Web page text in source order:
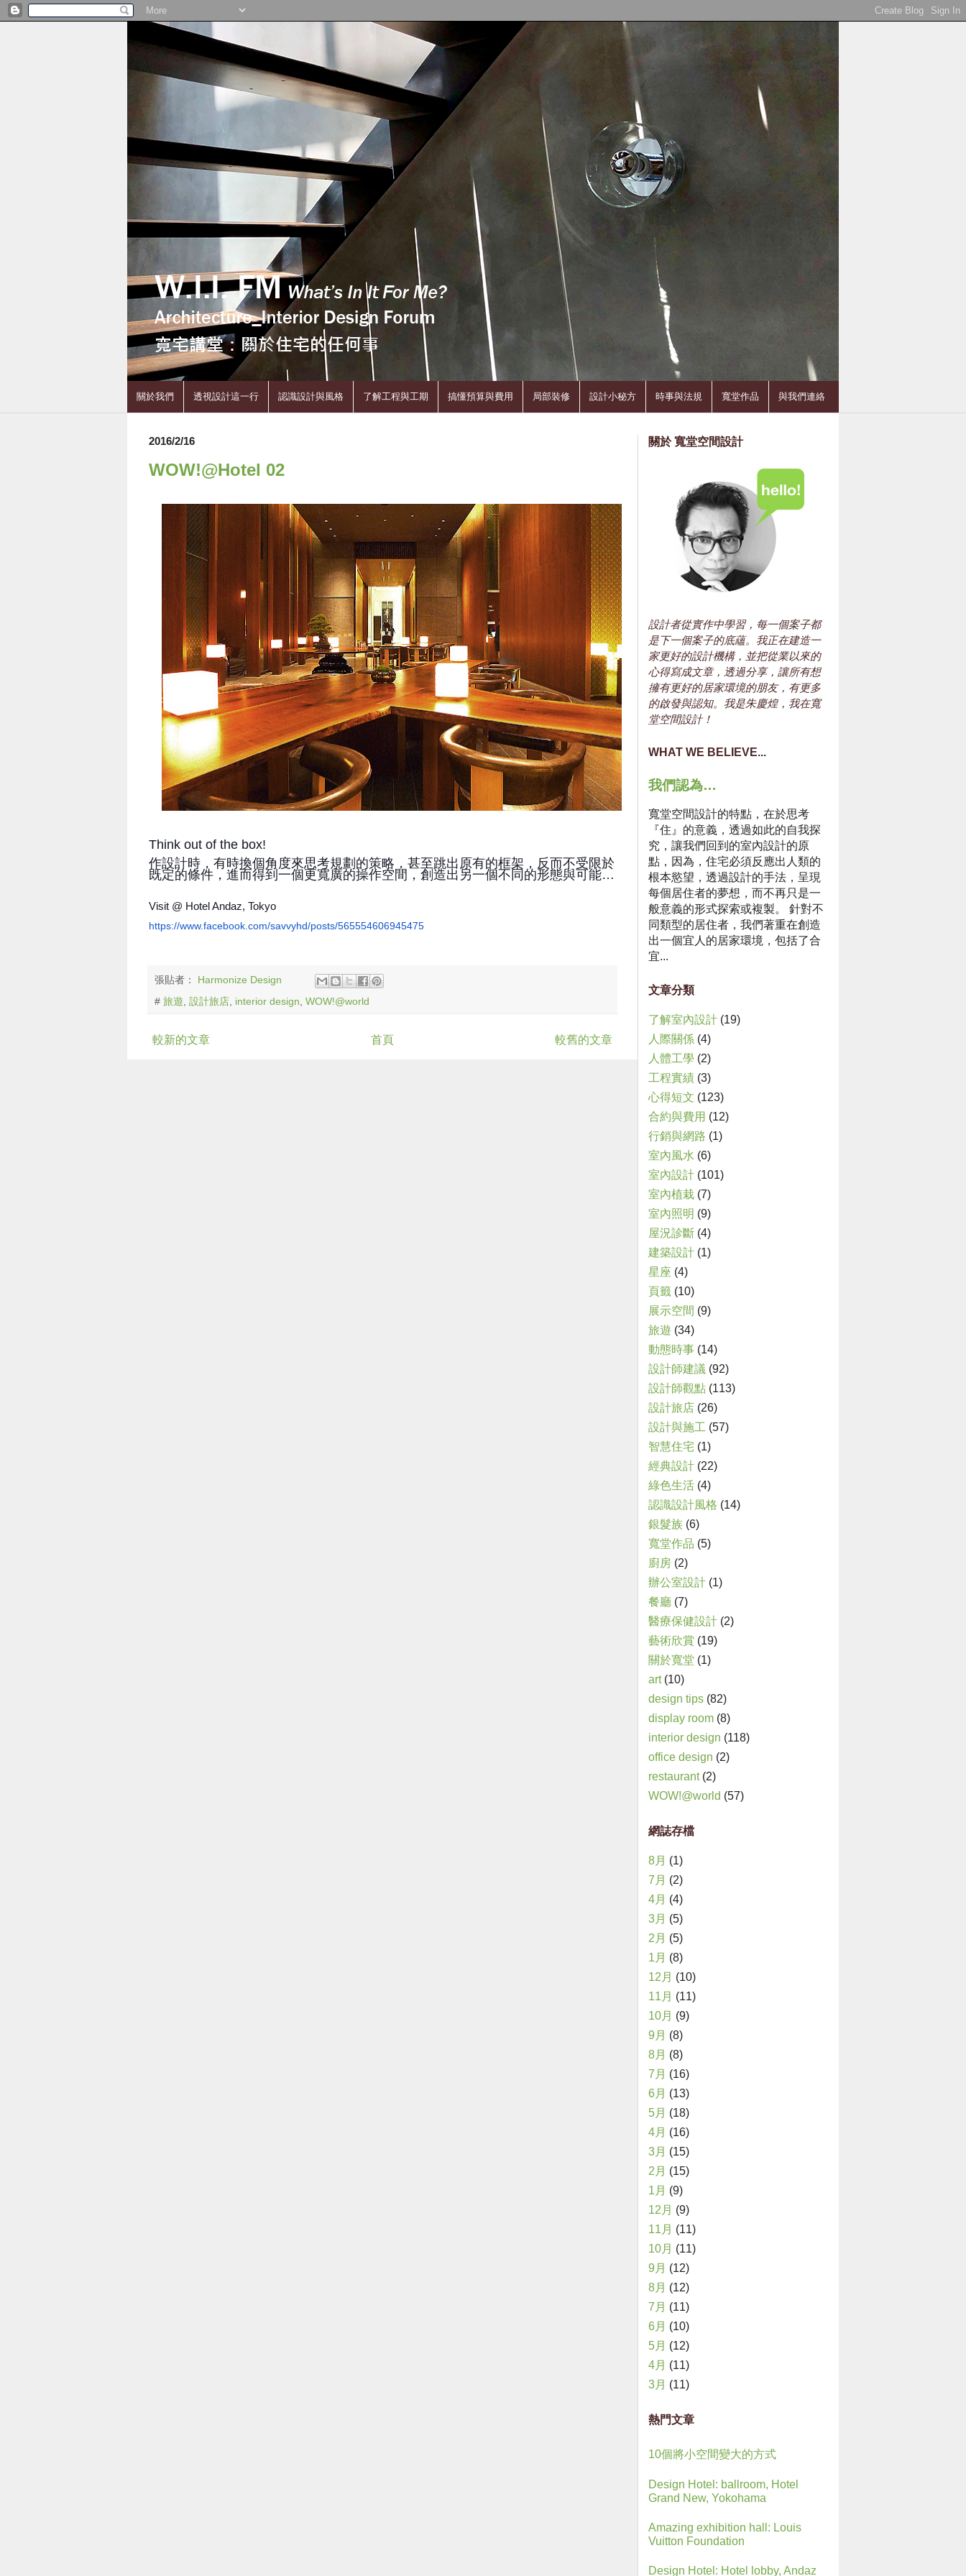
關於我們 透視設計這一行 認識設計與風格 了解工程與工期 搞懂預算與費用 局部裝修 設計小秘方 時事與法規 寬堂作品 與我們連絡
2016/2/16
WOW!@Hotel 02
Think out of the box!
作設計時，有時換個角度來思考規劃的策略，甚至跳出原有的框架，反而不受限於
既定的條件，進而得到一個更寬廣的操作空間，創造出另一個不同的形態與可能…
Visit @ Hotel Andaz, Tokyo
https://www.facebook.com/savvyhd/posts/565554606945475
張貼者： Harmonize Design
# 旅遊 設計旅店 interior design WOW!@world
較新的文章 較舊的文章
首頁
關於 寬堂空間設計
設計者從實作中學習，每一個案子都
是下一個案子的底蘊。我正在建造一
家更好的設計機構，並把從業以來的
心得寫成文章，透過分享，讓所有想
擁有更好的居家環境的朋友，有更多
的啟發與認知。我是朱慶煌，我在寬
堂空間設計！
WHAT WE BELIEVE...
我們認為…
寬堂空間設計的特點，在於思考
『住』的意義，透過如此的自我探
究，讓我們回到的室內設計的原
點，因為，住宅必須反應出人類的
根本慾望，透過設計的手法，呈現
每個居住者的夢想，而不再只是一
般意義的形式探索或複製。 針對不
同類型的居住者，我們著重在創造
出一個宜人的居家環境，包括了合
宜...
文章分類
了解室內設計 (19)
人際關係 (4)
人體工學 (2)
工程實績 (3)
心得短文 (123)
合約與費用 (12)
行銷與網路 (1)
室內風水 (6)
室內設計 (101)
室內植栽 (7)
室內照明 (9)
屋況診斷 (4)
建築設計 (1)
星座 (4)
頁籤 (10)
展示空間 (9)
旅遊 (34)
動態時事 (14)
設計師建議 (92)
設計師觀點 (113)
設計旅店 (26)
設計與施工 (57)
智慧住宅 (1)
經典設計 (22)
綠色生活 (4)
認識設計風格 (14)
銀髮族 (6)
寬堂作品 (5)
廚房 (2)
辦公室設計 (1)
餐廳 (7)
醫療保健設計 (2)
藝術欣賞 (19)
關於寬堂 (1)
art (10)
design tips (82)
display room (8)
interior design (118)
office design (2)
restaurant (2)
WOW!@world (57)
網誌存檔
8月 (1)
7月 (2)
4月 (4)
3月 (5)
2月 (5)
1月 (8)
12月 (10)
11月 (11)
10月 (9)
9月 (8)
8月 (8)
7月 (16)
6月 (13)
5月 (18)
4月 (16)
3月 (15)
2月 (15)
1月 (9)
12月 (9)
11月 (11)
10月 (11)
9月 (12)
8月 (12)
7月 (11)
6月 (10)
5月 (12)
4月 (11)
3月 (11)
熱門文章
10個將小空間變大的方式
Design Hotel: ballroom, Hotel
Grand New, Yokohama
Amazing exhibition hall: Louis
Vuitton Foundation
Design Hotel: Hotel lobby, Andaz